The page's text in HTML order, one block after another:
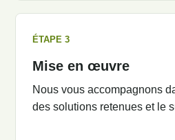
ÉTAPE 3
Mise en œuvre
Nous vous accompagnons
des solutions retenues et le